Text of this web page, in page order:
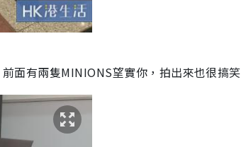
面有兩隻MINIONS望實你，拍出來也很搞